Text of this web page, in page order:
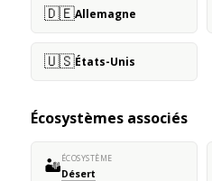
🇩🇪Allemagne
🇺🇸États-Unis
Écosystèmes associés
🏜️ÉCOSYSTÈME
Désert